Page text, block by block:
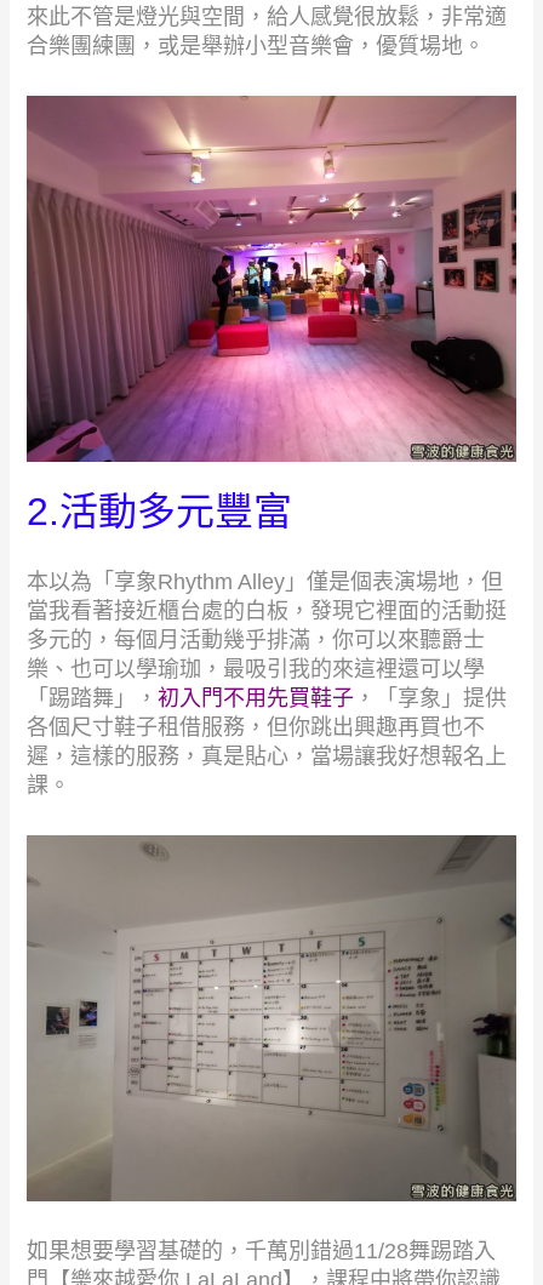
來此不管是燈光與空間，給人感覺很放鬆，非常適
合樂團練團，或是舉辦小型音樂會，優質場地。
2.活動多元豐富
本以為「享象Rhythm Alley」僅是個表演場地，但
當我看著接近櫃台處的白板，發現它裡面的活動挺
多元的，每個月活動幾乎排滿，你可以來聽爵士
樂、也可以學瑜珈，最吸引我的來這裡還可以學
「踢踏舞」，初入門不用先買鞋子 ，「享象」提供
各個尺寸鞋子租借服務，但你跳出興趣再買也不
遲，這樣的服務，真是貼心，當場讓我好想報名上
課。
如果想要學習基礎的，千萬別錯過11/28舞踢踏入
門【樂來越愛你 LaLaLand】，課程中將帶你認識